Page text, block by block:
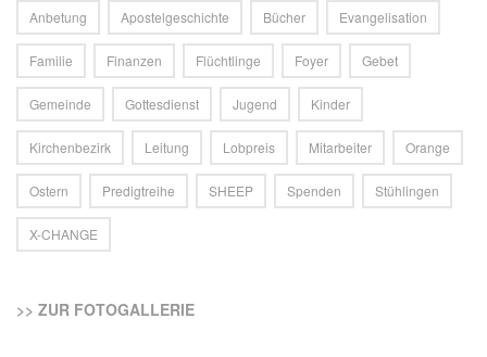
Anbetung Apostelgeschichte Bücher Evangelisation
Familie Finanzen Flüchtlinge Foyer Gebet
Gemeinde Gottesdienst Jugend Kinder
Kirchenbezirk Leitung Lobpreis Mitarbeiter Orange
Ostern Predigtreihe SHEEP Spenden Stühlingen
X-CHANGE
>> ZUR FOTOGALLERIE